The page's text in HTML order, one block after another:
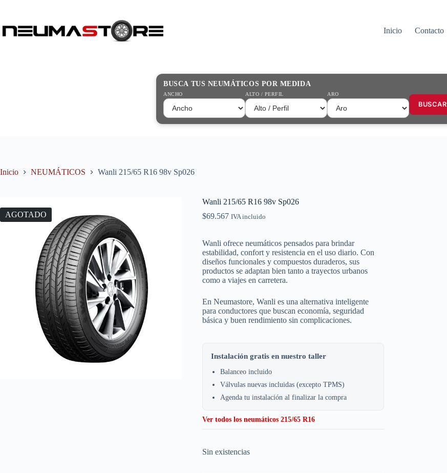
Búsqueda
de
Inicio Contacto
BUSCA TUS NEUMÁTICOS POR MEDIDA
ANCHO ALTO / PERFIL ARO
BUSCAR
Inicio NEUMÁTICOS Wanli 215/65 R16 98v Sp026
AGOTADO
Wanli 215/65 R16 98v Sp026
$69.567 IVA incluido
Wanli ofrece neumáticos pensados para brindar
estabilidad, confort y resistencia en el uso diario. Con
diseños funcionales y compuestos duraderos, sus
productos se adaptan bien tanto a trayectos urbanos
como a viajes en carretera.
En Neumastore, Wanli es una alternativa inteligente
para conductores que buscan economía, seguridad
básica y buen rendimiento sin complicaciones.
Instalación gratis en nuestro taller
Balanceo incluido
Válvulas nuevas incluidas (excepto TPMS)
Agenda tu instalación al finalizar la compra
Ver todos los neumáticos 215/65 R16
Sin existencias